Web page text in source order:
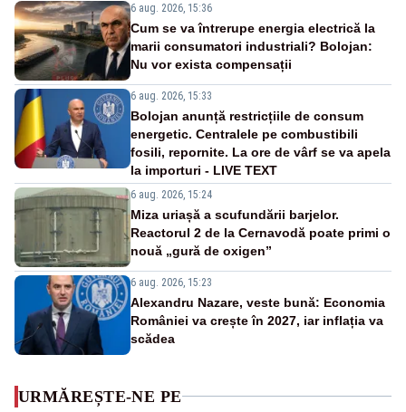
6 aug. 2026, 15:36
Cum se va întrerupe energia electrică la
marii consumatori industriali? Bolojan:
Nu vor exista compensații
6 aug. 2026, 15:33
Bolojan anunță restricțiile de consum
energetic. Centralele pe combustibili
fosili, repornite. La ore de vârf se va apela
la importuri - LIVE TEXT
6 aug. 2026, 15:24
Miza uriașă a scufundării barjelor.
Reactorul 2 de la Cernavodă poate primi o
nouă „gură de oxigen”
6 aug. 2026, 15:23
Alexandru Nazare, veste bună: Economia
României va crește în 2027, iar inflația va
scădea
URMĂREȘTE-NE PE